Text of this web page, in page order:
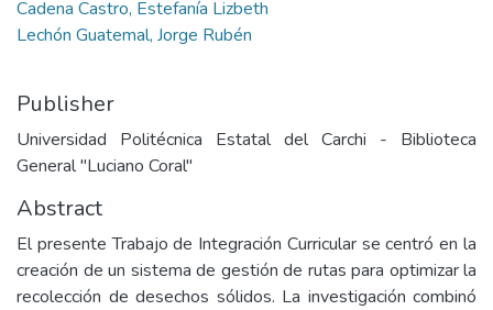
Cadena Castro, Estefanía Lizbeth
Lechón Guatemal, Jorge Rubén
Publisher
Universidad Politécnica Estatal del Carchi - Biblioteca
General "Luciano Coral"
Abstract
El presente Trabajo de Integración Curricular se centró en la
creación de un sistema de gestión de rutas para optimizar la
recolección de desechos sólidos. La investigación combinó